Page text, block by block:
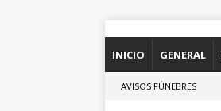
INICIO GENERAL
AVISOS FÚNEBRES